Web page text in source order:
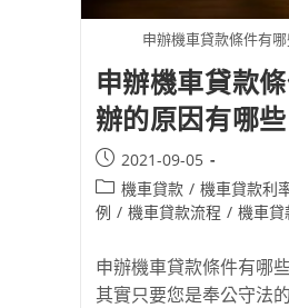
申辦機車貸款條件有
申辦機車貸款
辦的原因有哪些
2021-09-05
機車貸款 / 機車貸款利
例 / 機車貸款流程 / 機車貸
申辦機車貸款條件有哪
其實只要您是奉公守法